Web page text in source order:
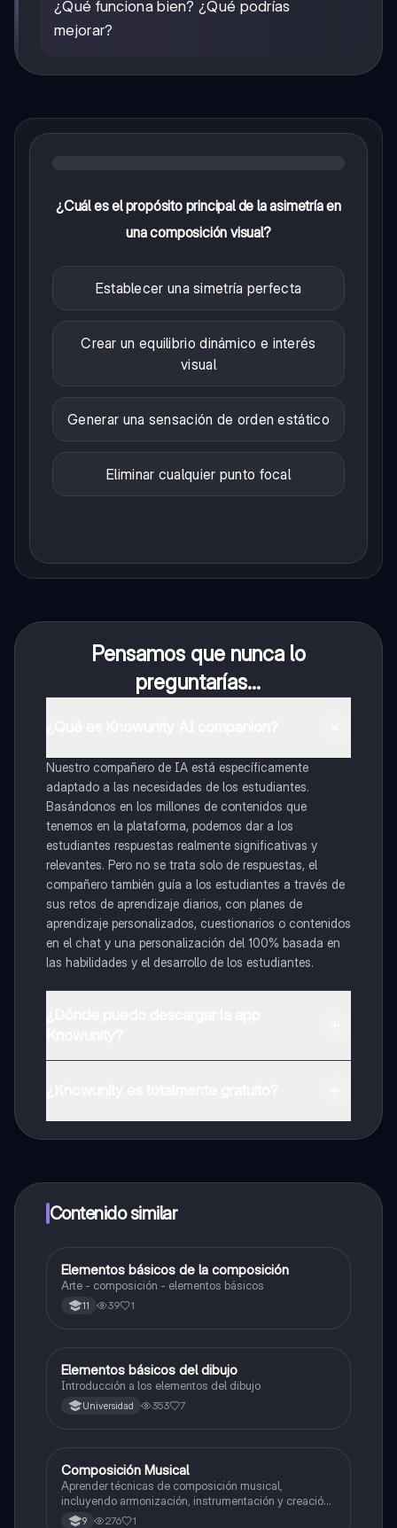
¿Qué funciona bien? ¿Qué podrías
mejorar?
¿Cuál es el propósito principal de la asimetría en
una composición visual?
Establecer una simetría perfecta
Crear un equilibrio dinámico e interés
visual
Generar una sensación de orden estático
Eliminar cualquier punto focal
Pensamos que nunca lo
preguntarías...
Nuestro compañero de IA está específicamente
adaptado a las necesidades de los estudiantes.
Basándonos en los millones de contenidos que
tenemos en la plataforma, podemos dar a los
estudiantes respuestas realmente significativas y
relevantes. Pero no se trata solo de respuestas, el
compañero también guía a los estudiantes a través de
sus retos de aprendizaje diarios, con planes de
aprendizaje personalizados, cuestionarios o contenidos
en el chat y una personalización del 100% basada en
las habilidades y el desarrollo de los estudiantes.
a determinadas funciones.
Contenido similar
Artes
Elementos básicos de la composición
Arte - composición - elementos básicos
11 39 1
Artes
Elementos básicos del dibujo
Introducción a los elementos del dibujo
Universidad 353 7
Artes
Composición Musical
Aprender técnicas de composición musical,
incluyendo armonización, instrumentación y creación
de melodías y arreglos.
9 276 1